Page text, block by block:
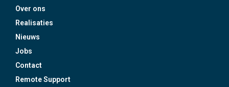
Over ons
Realisaties
Nieuws
Jobs
Contact
Remote Support